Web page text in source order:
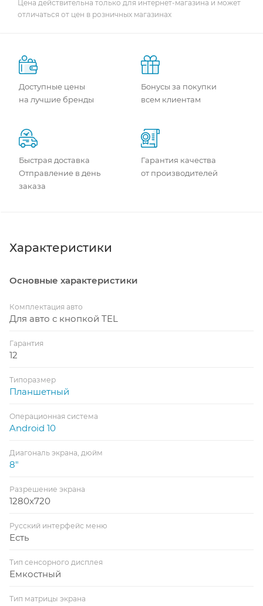
Цена действительна только для интернет-магазина и может
отличаться от цен в розничных магазинах
Доступные цены
на лучшие бренды
Бонусы за покупки
всем клиентам
Быстрая доставка
Отправление в день
заказа
Гарантия качества
от производителей
Характеристики
Основные характеристики
Комплектация авто
Для авто с кнопкой TEL
Гарантия
12
Типоразмер
Планшетный
Операционная система
Android 10
Диагональ экрана, дюйм
8"
Разрешение экрана
1280x720
Русский интерфейс меню
Есть
Тип сенсорного дисплея
Емкостный
Тип матрицы экрана